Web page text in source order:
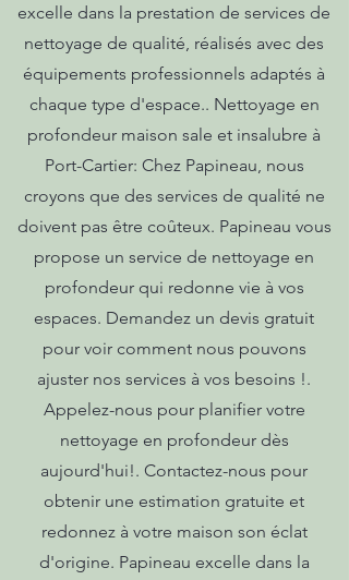
excelle dans la prestation de services de
nettoyage de qualité, réalisés avec des
équipements professionnels adaptés à
chaque type d'espace.. Nettoyage en
profondeur maison sale et insalubre à
Port-Cartier: Chez Papineau, nous
croyons que des services de qualité ne
doivent pas être coûteux. Papineau vous
propose un service de nettoyage en
profondeur qui redonne vie à vos
espaces. Demandez un devis gratuit
pour voir comment nous pouvons
ajuster nos services à vos besoins !.
Appelez-nous pour planifier votre
nettoyage en profondeur dès
aujourd'hui!. Contactez-nous pour
obtenir une estimation gratuite et
redonnez à votre maison son éclat
d'origine. Papineau excelle dans la